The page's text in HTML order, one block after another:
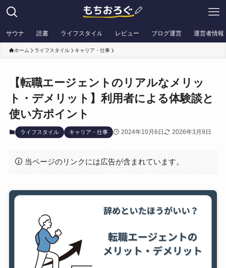
サウナ 読書 ライフスタイル レビュー ブログ運営 運営者情報
ホーム ライフスタイル キャリア・仕事
【転職エージェントのリアルなメリッ
ト・デメリット】利用者による体験談と
使い方ポイント
ライフスタイル キャリア・仕事 2024年10月6日 2026年3月9日
当ページのリンクには広告が含まれています。